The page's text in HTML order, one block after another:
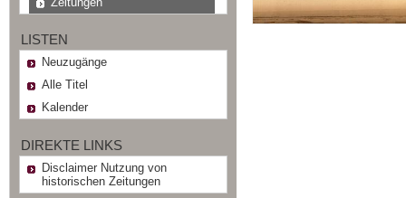
LISTEN
Neuzugänge
Alle Titel
Kalender
DIREKTE LINKS
Disclaimer Nutzung von
historischen Zeitungen